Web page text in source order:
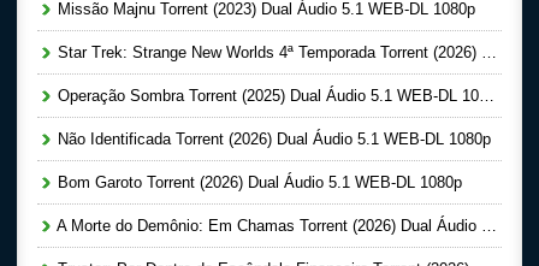
Missão Majnu Torrent (2023) Dual Áudio 5.1 WEB-DL 1080p
Star Trek: Strange New Worlds 4ª Temporada Torrent (2026) Dual Áudio 5.1 WEB-DL 1080p
Operação Sombra Torrent (2025) Dual Áudio 5.1 WEB-DL 1080p
Não Identificada Torrent (2026) Dual Áudio 5.1 WEB-DL 1080p
Bom Garoto Torrent (2026) Dual Áudio 5.1 WEB-DL 1080p
A Morte do Demônio: Em Chamas Torrent (2026) Dual Áudio WEB-DL 720p | 1080p